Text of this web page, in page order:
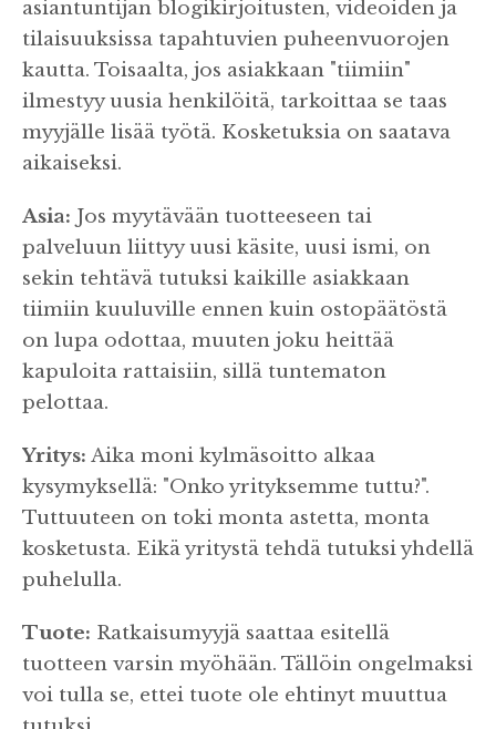
asiantuntijan blogikirjoitusten, videoiden ja
tilaisuuksissa tapahtuvien puheenvuorojen
kautta. Toisaalta, jos asiakkaan "tiimiin"
ilmestyy uusia henkilöitä, tarkoittaa se taas
myyjälle lisää työtä. Kosketuksia on saatava
aikaiseksi.
Asia: Jos myytävään tuotteeseen tai
palveluun liittyy uusi käsite, uusi ismi, on
sekin tehtävä tutuksi kaikille asiakkaan
tiimiin kuuluville ennen kuin ostopäätöstä
on lupa odottaa, muuten joku heittää
kapuloita rattaisiin, sillä tuntematon
pelottaa.
Yritys: Aika moni kylmäsoitto alkaa
kysymyksellä: "Onko yrityksemme tuttu?".
Tuttuuteen on toki monta astetta, monta
kosketusta. Eikä yritystä tehdä tutuksi yhdellä
puhelulla.
Tuote: Ratkaisumyyjä saattaa esitellä
tuotteen varsin myöhään. Tällöin ongelmaksi
voi tulla se, ettei tuote ole ehtinyt muuttua